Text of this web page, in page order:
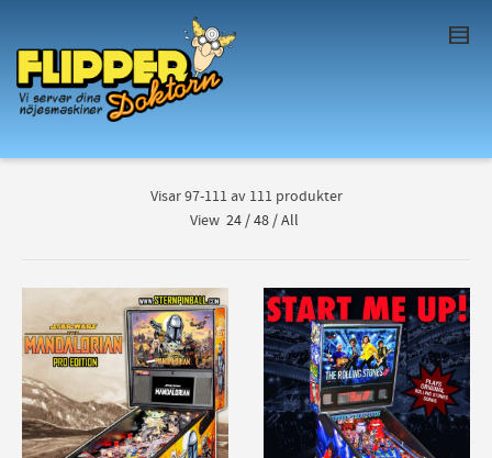
product
. Show
me thecolour
Visar 97-111 av 111 produkter
View 24/48/All